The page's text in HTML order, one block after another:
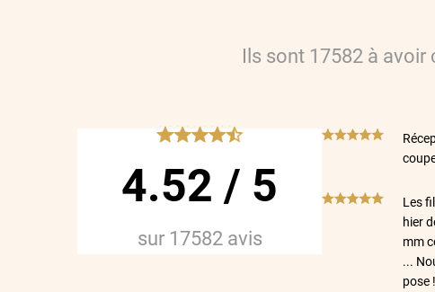
Ils sont 17582 à avoir
*****
4.52 / 5
sur 17582avis
*****
*****Les
hier
mm
...
pose